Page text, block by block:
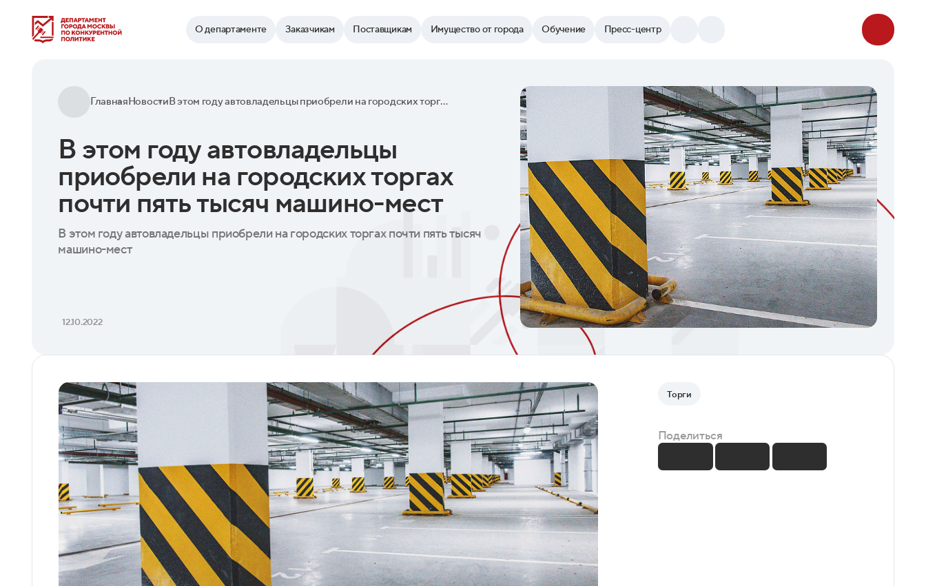
О департаменте Заказчикам Поставщикам Имущество от города Обучение Пресс-центр
ГлавнаяНовости В этом году автовладельцы приобрели на городских торгах почти пять тысяч машино-мест
В этом году автовладельцы
приобрели на городских торгах
почти пять тысяч машино-мест
В этом году автовладельцы приобрели на городских торгах почти пять тысяч
машино-мест
12.10.2022
Торги
Поделиться